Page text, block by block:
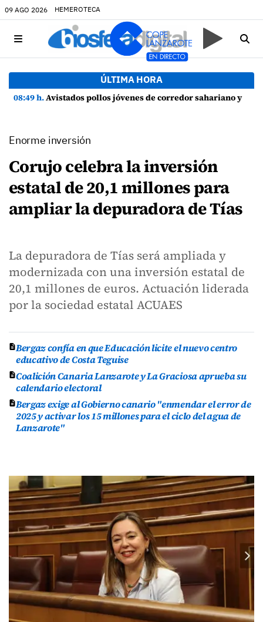
09 AGO 2026 HEMEROTECA
ÚLTIMA HORA
08:49 h.Avistados pollos jóvenes de corredor sahariano y episodios de cortejo de hubara cerca del rally de Lanzarote
Enorme inversión
Corujo celebra la inversión
estatal de 20,1 millones para
ampliar la depuradora de Tías
La depuradora de Tías será ampliada y
modernizada con una inversión estatal de
20,1 millones de euros. Actuación liderada
por la sociedad estatal ACUAES
Bergaz confía en que Educación licite el nuevo centro
educativo de Costa Teguise
Coalición Canaria Lanzarote y La Graciosa aprueba su
calendario electoral
Bergaz exige al Gobierno canario "enmendar el error de
2025 y activar los 15 millones para el ciclo del agua de
Lanzarote"